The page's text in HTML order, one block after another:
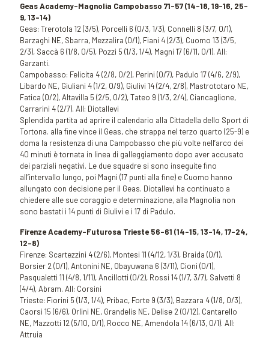
Geas Academy-Magnolia Campobasso 71-57 (14-18, 19-16, 25-
9, 13-14)
Geas: Trerotola 12 (3/5), Porcelli 6 (0/3, 1/3), Connelli 8 (3/7, 0/1),
Barzaghi NE, Sbarra, Mezzalira (0/1), Fiani 4 (2/3), Cuomo 13 (3/5,
2/3), Saccà 6 (1/8, 0/5), Pozzi 5 (1/3, 1/4), Magni 17 (6/11, 0/1). All:
Garzanti.
Campobasso: Felicita 4 (2/8, 0/2), Perini (0/7), Padulo 17 (4/6, 2/9),
Libardo NE, Giuliani 4 (1/2, 0/9), Giulivi 14 (2/4, 2/8), Mastrototaro NE,
Fatica (0/2), Altavilla 5 (2/5, 0/2), Tateo 9 (1/3, 2/4), Ciancaglione,
Carrarini 4 (2/7). All: Diotallevi
Splendida partita ad aprire il calendario alla Cittadella dello Sport di
Tortona. alla fine vince il Geas, che strappa nel terzo quarto (25-9) e
doma la resistenza di una Campobasso che più volte nell’arco dei
40 minuti è tornata in linea di galleggiamento dopo aver accusato
dei parziali negativi. Le due squadre si sono inseguite fino
all’intervallo lungo, poi Magni (17 punti alla fine) e Cuomo hanno
allungato con decisione per il Geas. Diotallevi ha continuato a
chiedere alle sue coraggio e determinazione, alla Magnolia non
sono bastati i 14 punti di Giulivi e i 17 di Padulo.
Firenze Academy-Futurosa Trieste 56-61 (14-15, 13-14, 17-24,
12-8)
Firenze: Scartezzini 4 (2/6), Montesi 11 (4/12, 1/3), Braida (0/1),
Borsier 2 (0/1), Antonini NE, Obayuwana 6 (3/11), Cioni (0/1),
Pasqualetti 11 (4/8, 1/11), Ancillotti (0/2), Rossi 14 (1/7, 3/7), Salvetti 8
(4/4), Abram. All: Corsini
Trieste: Fiorini 5 (1/3, 1/4), Pribac, Forte 9 (3/3), Bazzara 4 (1/8, 0/3),
Caorsi 15 (6/6), Orlini NE, Grandelis NE, Delise 2 (0/12), Cantarello
NE, Mazzotti 12 (5/10, 0/1), Rocco NE, Amendola 14 (6/13, 0/1). All:
Attruia